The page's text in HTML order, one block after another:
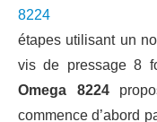
étapes utilisant un
vis de pressage 8
Omega 8224
commence d’abord